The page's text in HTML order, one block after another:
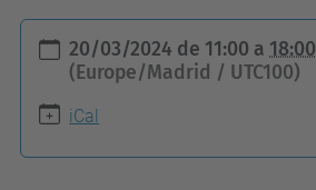
s
20/03/2024 de 11:00 a 18:00
(Europe/Madrid / UTC100)
iCal